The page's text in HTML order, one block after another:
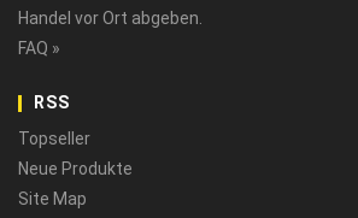
Handel vor Ort abgeben.
FAQ »
RSS
Topseller
Neue Produkte
Site Map